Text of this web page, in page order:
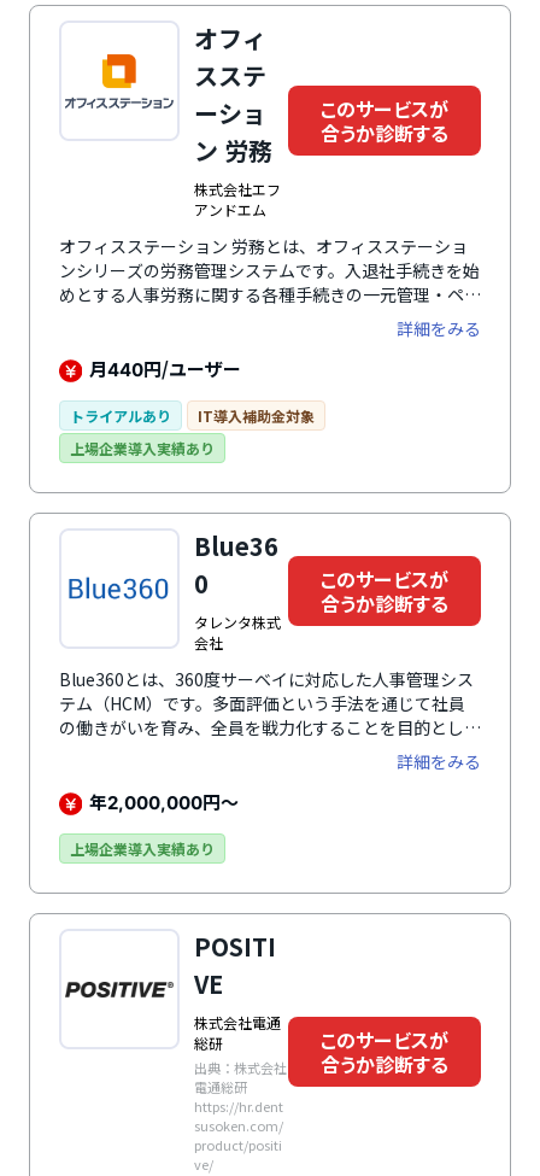
オフィ
スステ
ーショ
ン 労務
株式会社エフ
アンドエム
このサービスが
合うか診断する
オフィスステーション 労務とは、オフィスステーショ
ンシリーズの労務管理システムです。入退社手続きを始
めとする人事労務に関する各種手続きの一元管理・ペー
パーレス化により、大幅な業務削減を可能にします。
詳細をみる
月440円/ユーザー
トライアルあり
IT導入補助金対象
上場企業導入実績あり
Blue36
0
タレンタ株式
会社
このサービスが
合うか診断する
Blue360とは、360度サーベイに対応した人事管理シス
テム（HCM）です。多面評価という手法を通じて社員
の働きがいを育み、全員を戦力化することを目的として
います。多面評価において人から一方的に評価を受ける
ことに抵抗感を感じる人は多いと思います。Blue360は
写真や絵を多用したフィードバックレポートが出力され
ひとつです。本人に対して今後の課題解決や目的達成の
サーベイなので、実施後の職場での本人の行動変容を促
せます。全プロセスが自動化されており、運用の手間が
かからないのも大きなメリットです。
詳細をみる
年2,000,000円～
上場企業導入実績あり
POSITI
VE
株式会社電通
総研
出典：株式会社
電通総研
https://hr.dent
susoken.com/
product/positi
ve/
このサービスが
合うか診断する